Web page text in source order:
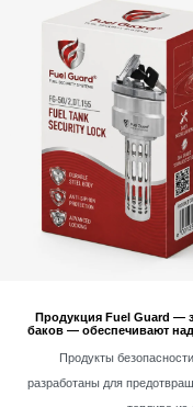
Слив дизельного топлива
способами может
предприятий. Поэтому
автобусах имеет большое